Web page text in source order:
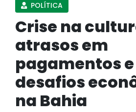
POLÍTICA
Crise na
atrasos em
pagamentos e
desafios
na Bahia